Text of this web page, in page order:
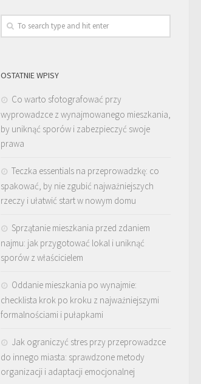
OSTATNIE WPISY
Co warto sfotografować przy
wyprowadzce z wynajmowanego mieszkania,
by uniknąć sporów i zabezpieczyć swoje
prawa
Teczka essentials na przeprowadzkę: co
spakować, by nie zgubić najważniejszych
rzeczy i ułatwić start w nowym domu
Sprzątanie mieszkania przed zdaniem
najmu: jak przygotować lokal i uniknąć
sporów z właścicielem
Oddanie mieszkania po wynajmie:
checklista krok po kroku z najważniejszymi
formalnościami i pułapkami
Jak ograniczyć stres przy przeprowadzce
do innego miasta: sprawdzone metody
organizacji i adaptacji emocjonalnej